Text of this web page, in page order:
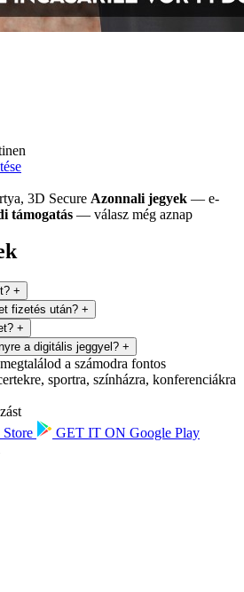
3D Secure Azonnali jegyek — e-
támogatás — válasz még aznap
+
fizetés után? +
+
a digitális jeggyel? +
a számodra fontos
sportra, színházra, konferenciákra
GET IT ON Google Play